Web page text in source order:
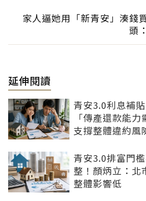
家人逼她用「新青安」湊錢
頭
延伸閱讀
青安3.0利息補
「傳產還款能
支撐整體違約風
青安3.0排富門
整！顏炳立：北
整體影響低